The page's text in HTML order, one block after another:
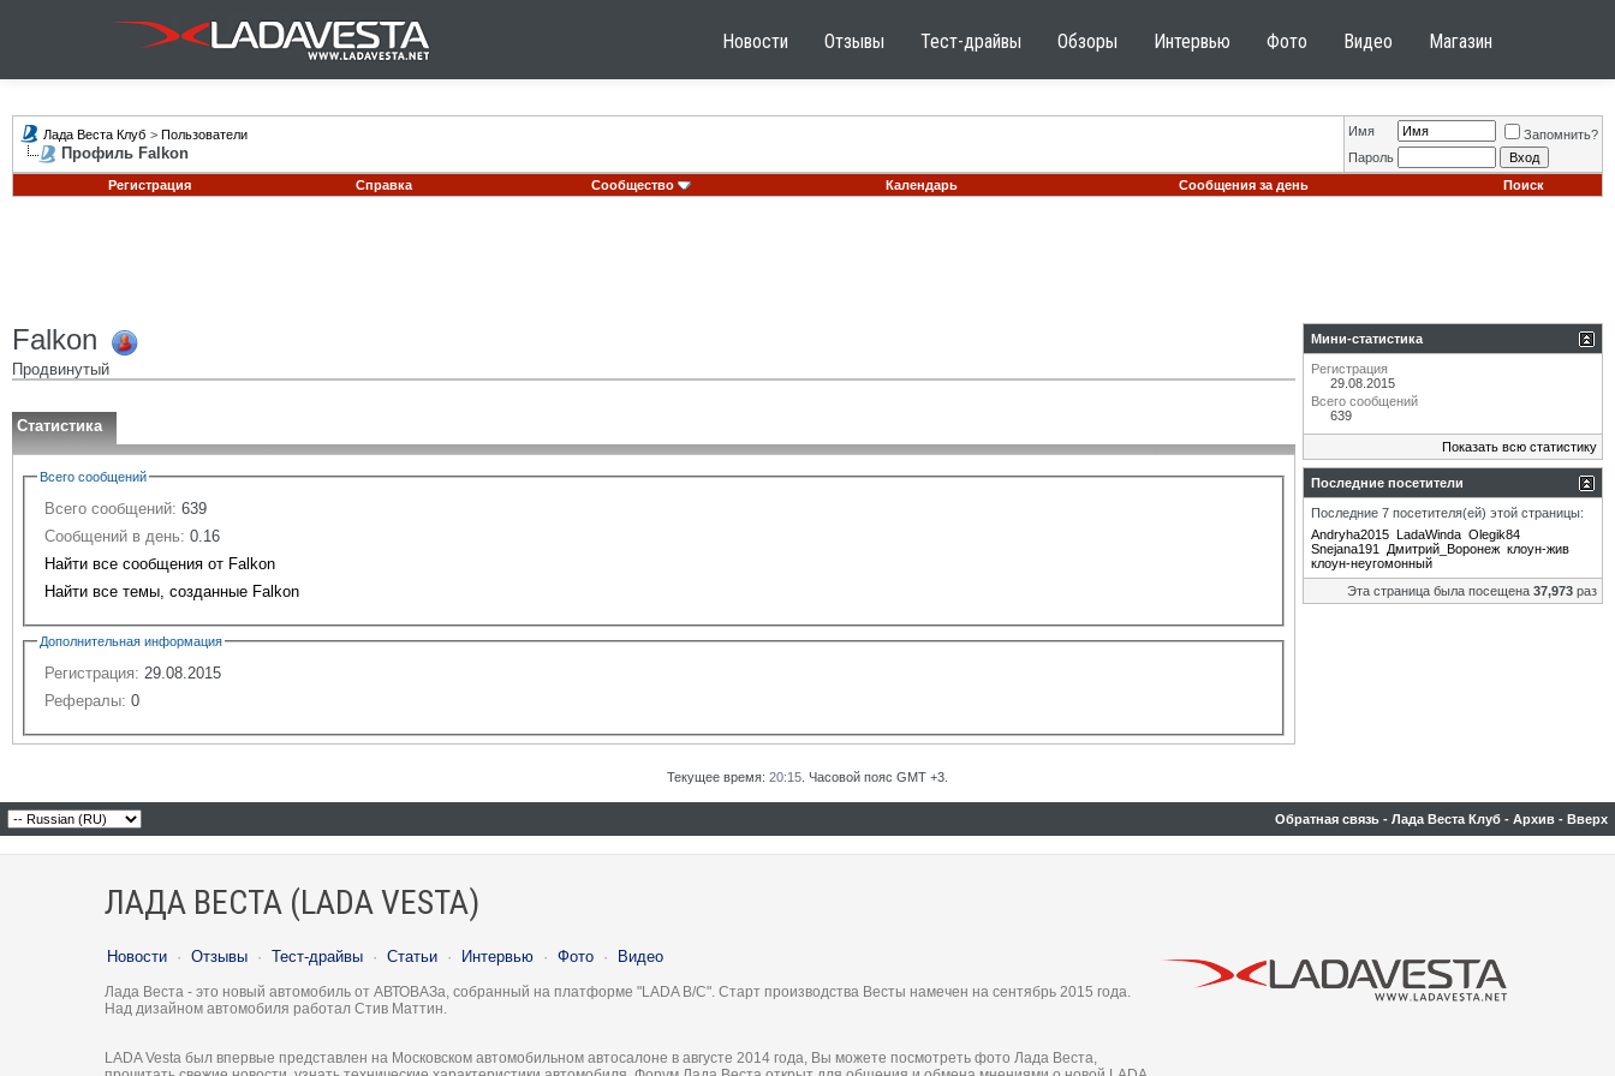
Новости Отзывы Тест-драйвы Обзоры Интервью Фото Видео Магазин
Лада Веста Клуб > Пользователи
Профиль Falkon
Имя
Запомнить?
Пароль
Регистрация
Справка Сообщество Календарь Сообщения за день Поиск
Falkon
Продвинутый
Статистика
Всего сообщений
Всего сообщений: 639
Сообщений в день: 0.16
Найти все сообщения от Falkon
Найти все темы, созданные Falkon
Дополнительная информация
Регистрация: 29.08.2015
Рефералы: 0
Мини-статистика
Регистрация
29.08.2015
Всего сообщений
639
Показать всю статистику
Последние посетители
Последние 7 посетителя(ей) этой страницы:
Andryha2015 LadaWinda Olegik84
Snejana191
Дмитрий_Воронеж клоун-жив
клоун-неугомонный
Эта страница была посещена 37,973 раз
Текущее время: 20:15 . Часовой пояс GMT +3.
Обратная связь - Лада Веста Клуб - Архив - Вверх
ЛАДА ВЕСТА (LADA VESTA)
Новости · Отзывы · Тест-драйвы · Статьи · Интервью · Фото · Видео
Лада Веста - это новый автомобиль от АВТОВАЗа, собранный на платформе "LADA B/C". Старт производства Весты намечен на сентябрь 2015 года.
Над дизайном автомобиля работал Стив Маттин.
LADA Vesta был впервые представлен на Московском автомобильном автосалоне в августе 2014 года, Вы можете посмотреть фото Лада Веста,